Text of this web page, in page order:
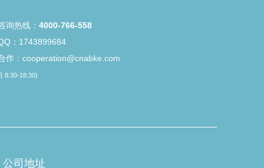
询热线： 4000-766-558
：1743899684
作：cooperation@cnabke.com
8:30-18:30)
公司地址